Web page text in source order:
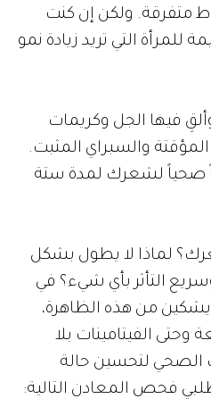
متفرقة. ولكن إن كنت
التي تريد زيادة نمو
فيها الجل وكريمات
والسبراي المثبت.
صحياً لشعرك لمدة ستة
لماذا لا يطول بشكل
التأثر بأي شيء؟ في
يشكين من هذه الظاهرة،
وحتى الفيتامينات بلا
الصحي لتحسين حالة
فحص المعادن التالية: